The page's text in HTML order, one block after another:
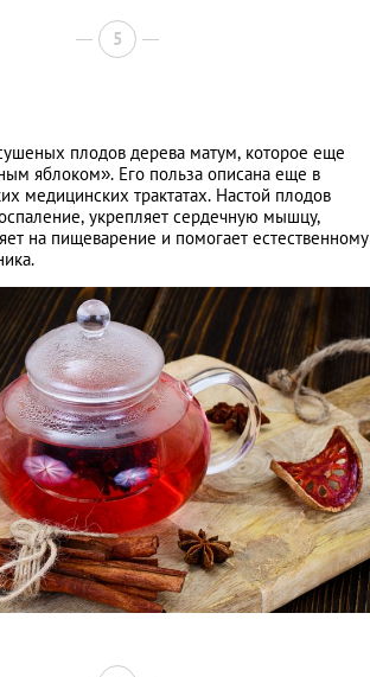
5
плодов дерева матум, которое еще
яблоком». Его польза описана еще в
медицинских трактатах. Настой плодов
укрепляет сердечную мышцу,
на пищеварение и помогает естественному